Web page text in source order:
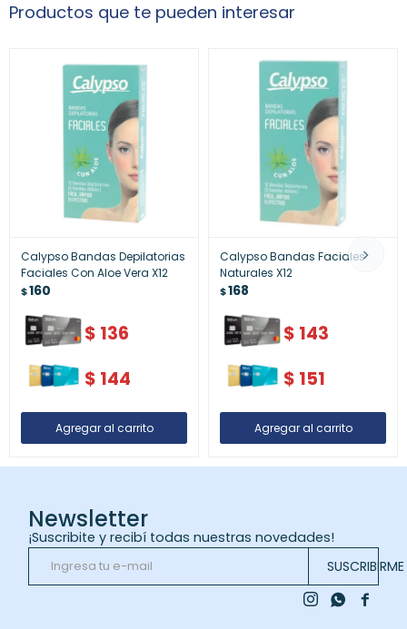
Productos que te pueden interesar
Calypso Bandas Depilatorias
Faciales Con Aloe Vera X12
$160
$ 136
$ 144
Calypso Bandas Faciales
Naturales X12
$168
$ 143
$ 151
Newsletter
¡Suscribite y recibí todas nuestras novedades!
SUSCRIBIRME

 